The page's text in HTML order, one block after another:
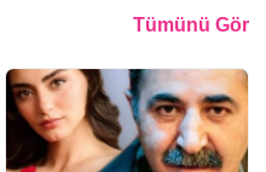
Tümünü Gör